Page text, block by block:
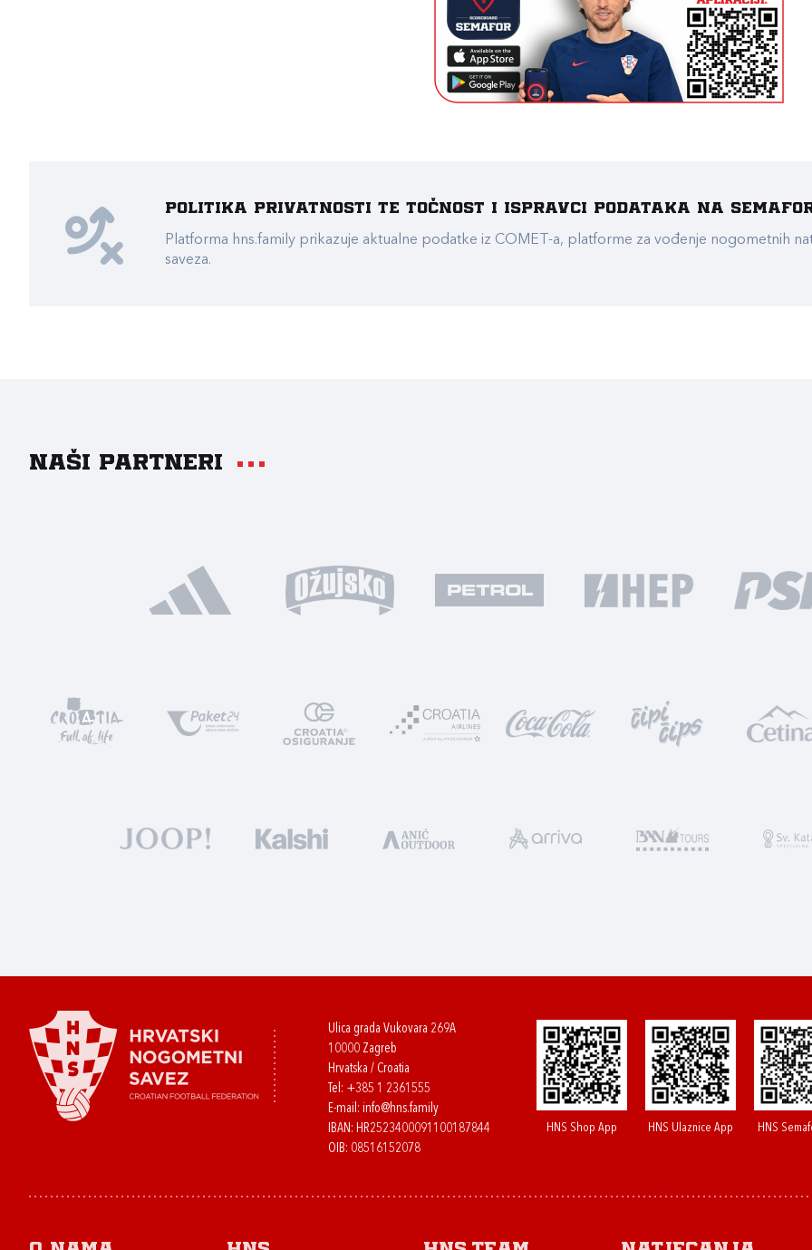
Politika privatnosti te točnost i ispravci podataka na
Platforma hns.family prikazuje aktualne podatke iz COMET-a, platforme za vođenje nogometnih
saveza.
Naši partneri
Ulica grada Vukovara 269A
10000 Zagreb
Hrvatska / Croatia
Tel: +385 1 2361555
E-mail: info@hns.family
IBAN: HR2523400091100187844
OIB: 08516152078
HNS Shop App HNS Ulaznice App HNS